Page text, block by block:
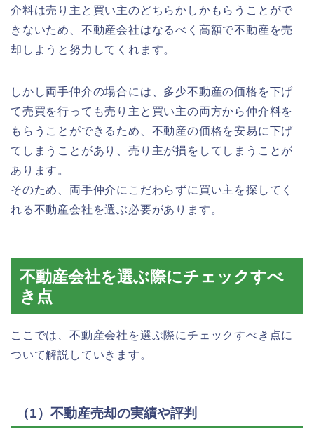
介料は売り主と買い主のどちらかしかもらうことがで
きないため、不動産会社はなるべく高額で不動産を売
却しようと努力してくれます。
しかし両手仲介の場合には、多少不動産の価格を下げ
て売買を行っても売り主と買い主の両方から仲介料を
もらうことができるため、不動産の価格を安易に下げ
てしまうことがあり、売り主が損をしてしまうことが
あります。
そのため、両手仲介にこだわらずに買い主を探してく
れる不動産会社を選ぶ必要があります。
不動産会社を選ぶ際にチェックすべ
き点
ここでは、不動産会社を選ぶ際にチェックすべき点に
ついて解説していきます。
（1）不動産売却の実績や評判